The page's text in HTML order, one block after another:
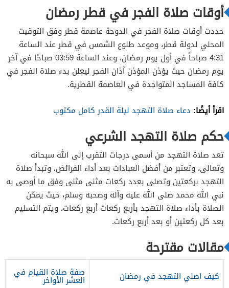
أوقات صلاة الفجر في قطر رمضان
حددت أوقات صلاة الفجر في الدوحة عاصمة قطر وفق التوقيت
المحلي لدولة قطر، وموعد طلوع الشمس في قطر عند الساعة
4:31 صباحاً في أول يوم رمضان، وعند الساعة 03:59 صباحًا في آخر
يوم رمضان حيث يؤذن المؤذن آذان الفجر ليعلن بدء صلاة الفجر في
كافة المساجد المتواجدة في العاصمة القطرية.
اقرأ أيضًا: دعاء صلاة التهجد ليلة القدر كامل مكتوب
حكم صلاة التهجد الشرعي
تعد صلاة التهجد من أسمى درجات التقرب إلى الله سبحانه
وتعالى، وتعتبر من أفضل العبادات بعد أداء الفرائض، وتبدأ صلاة
التهجد بركعتين وتصلى بعدد ركعات مثنى مثنى وفق ما أوصى به
نبي الله محمد صلى الله عليه وآله وصحبه وسلم، حيث يمكن
الصلاة بأداء صلاة التهجد بأربع ركعات أربع ركعات، ويتم التسليم
بعد كل ركعتين أو بعد أربع ركعات.
مقالات مقترحة
كيف اصلي التهجد في رمضان صفة صلاة القيام في
العشر الأواخر